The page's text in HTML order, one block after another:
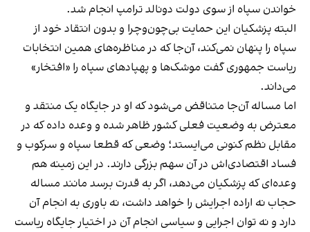
خواندن سپاه از سوی دولت دونالد ترامپ انجام شد.
البته پزشکیان این حمایت بی‌چون‌وچرا و بدون انتقاد خود از
سپاه را پنهان نمی‌کند، آن‌جا که در مناظره‌های همین انتخابات
ریاست جمهوری گفت موشک‌ها و پهپادهای سپاه را «افتخار»
می‌داند.
اما مساله آن‌جا متناقض می‌شود که او در جایگاه یک منتقد و
معترض به وضعیت فعلی کشور ظاهر شده و وعده داده که در
مقابل نظم کنونی می‌ایستد؛‌ وضعی که قطعا سپاه و سرکوب و
فساد اقتصادی‌اش در آن سهم بزرگی دارند. در این زمینه هم
وعده‌ای که پزشکیان می‌دهد، اگر به قدرت برسد مانند مساله
حجاب نه اراده اجرایش را خواهد داشت، نه باوری به انجام آن
دارد و نه توان اجرایی و سیاسی‌ انجام آن در اختیار جایگاه ریاست